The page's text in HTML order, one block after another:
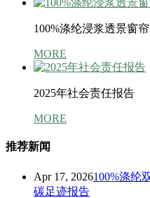
100%涤纶浸浆透景窗
MORE
2025年社会责任报告
MORE
推荐新闻
Apr 17, 2026100%涤纶
碳足迹报告